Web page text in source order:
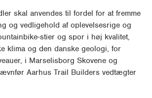
skal anvendes til fordel for at fremme
og vedligehold af oplevelsesrige og
stier og spor i høj kvalitet,
klima og den danske geologi, for
i Marselisborg Skovene og
Aarhus Trail Builders vedtægter